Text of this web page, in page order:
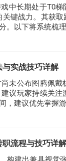
中长期处于T0
键战力。其获
。以下将系统梳
与实战技巧详解
未公布图腾佩
议玩家持续关
，建议优先掌握
流程与技巧详
构建出兼具视